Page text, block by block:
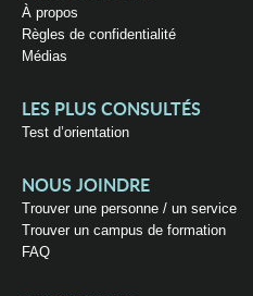
À propos
Règles de confidentialité
Médias
LES PLUS CONSULTÉS
Test d’orientation
NOUS JOINDRE
Trouver une personne / un service
Trouver un campus de formation
FAQ